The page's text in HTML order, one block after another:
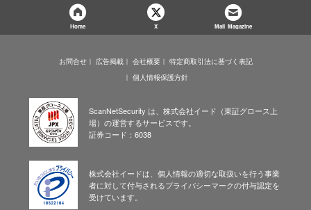
Home X Mail Magazine
お問合せ 広告掲載 会社概要
特定商取引法に基づく表記
個人情報保護方針
ScanNetSecurity は、株式会社イード（東証グロース上
場）の運営するサービスです。
証券コード：6038
株式会社イードは、個人情報の適切な取扱いを行う事業
者に対して付与されるプライバシーマークの付与認定を
受けています。